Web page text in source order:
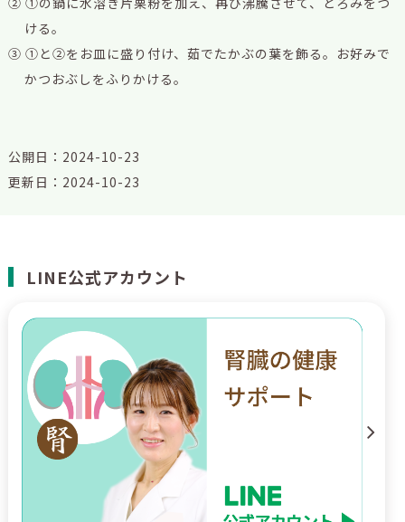
ける。
③ ①と②をお皿に盛り付け、茹でたかぶの葉を飾る。お好みで
かつおぶしをふりかける。
公開日：2024-10-23
更新日：2024-10-23
LINE公式アカウント